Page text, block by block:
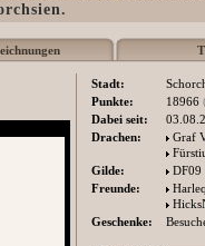
Stadt:
Punkte:
18966
Dabei seit:
Drachen:
Graf
Gilde:
DF09
Freunde:
Geschenke: